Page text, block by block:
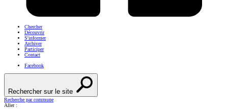
Chercher
Découvrir
S'informer
Archiver
Participer
Contact
Facebook
Rechercher sur le site
Recherche par commune
Aller :